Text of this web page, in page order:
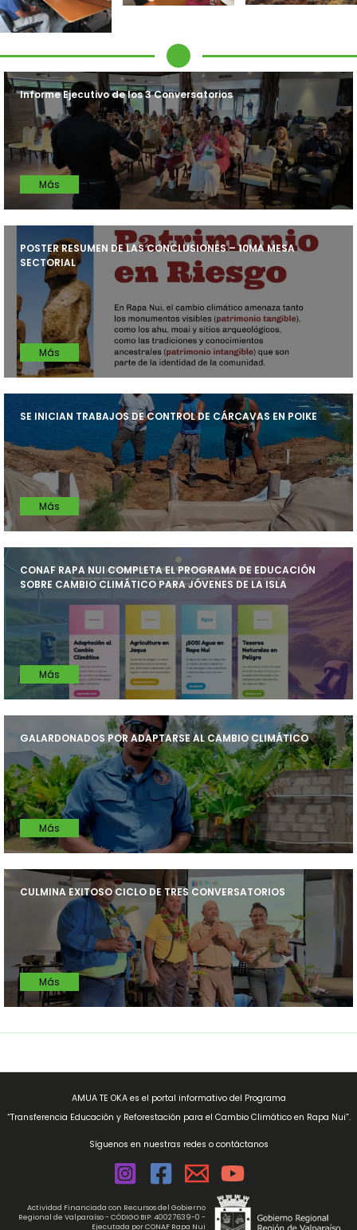
Informe Ejecutivo de los 3 Conversatorios
Más
POSTER RESUMEN DE LAS CONCLUSIONES – 10MA MESA
SECTORIAL
Más
SE INICIAN TRABAJOS DE CONTROL DE CÁRCAVAS EN POIKE
Más
CONAF RAPA NUI COMPLETA EL PROGRAMA DE EDUCACIÓN
SOBRE CAMBIO CLIMÁTICO PARA JÓVENES DE LA ISLA
Más
GALARDONADOS POR ADAPTARSE AL CAMBIO CLIMÁTICO
Más
CULMINA EXITOSO CICLO DE TRES CONVERSATORIOS
Más
AMUA TE OKA es el portal informativo del Programa
“Transferencia Educación y Reforestación para el Cambio Climático en Rapa Nui”.
Síguenos en nuestras redes o contáctanos
Actividad Financiada con Recursos del Gobierno
Regional de Valparaíso - CÓDIGO BIP: 40027639-0 -
Ejecutada por CONAF Rapa Nui